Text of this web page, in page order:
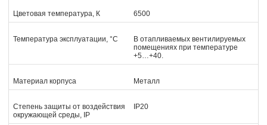
Цветовая температура, К 6500
Температура эксплуатации, °С
В отапливаемых вентилируемых
помещениях при температуре
+5…+40.
Материал корпуса Металл
Степень защиты от воздействия
окружающей среды, IP
IP20